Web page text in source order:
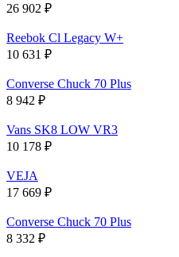
26 902 ₽
Reebok Cl Legacy W+
10 631 ₽
Converse Chuck 70 Plus
8 942 ₽
Vans SK8 LOW VR3
10 178 ₽
VEJA
17 669 ₽
Converse Chuck 70 Plus
8 332 ₽